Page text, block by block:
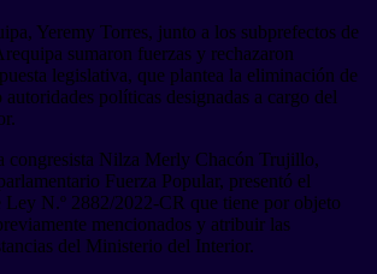
Yeremy Torres, junto a los subprefectos de
sumaron fuerzas y rechazaron
legislativa, que plantea la eliminación de
autoridades políticas designadas a cargo del
congresista Nilza Merly Chacón Trujillo,
Fuerza Popular, presentó el
Ley N.º 2882/2022-CR que tiene por objeto
mencionados y atribuir las
del Ministerio del Interior.